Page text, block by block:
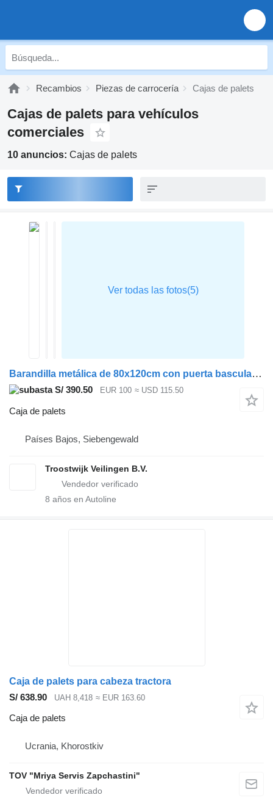
Recambios Piezas de carrocería Cajas de palets
Cajas de palets para vehículos
comerciales
10 anuncios: Cajas de palets
Barandilla metálica de 80x120cm con puerta basculante - plegable (10 unidades) caja de palets
S/ 390.50 EUR 100 ≈ USD 115.50
Caja de palets
Países Bajos, Siebengewald
Troostwijk Veilingen B.V.
8 años en Autoline
Caja de palets para cabeza tractora
S/ 638.90
UAH 8,418 ≈ EUR 163.60
Caja de palets
Ucrania, Khorostkiv
TOV "Mriya Servis Zapchastini"